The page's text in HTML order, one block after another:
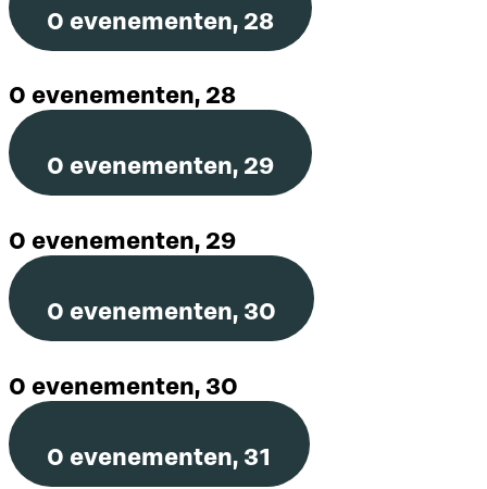
0 evenementen, 28
0 evenementen, 28
0 evenementen, 29
0 evenementen, 29
0 evenementen, 30
0 evenementen, 30
0 evenementen, 31